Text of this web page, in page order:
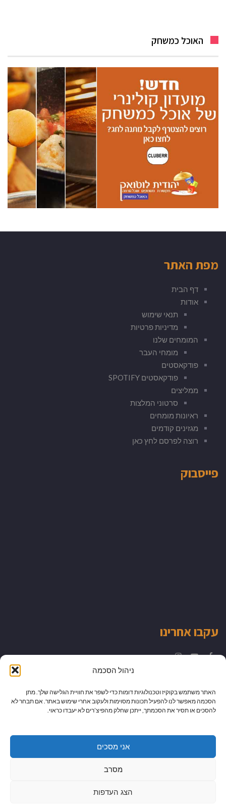
ניהול הסכמה
האתר משתמש בקוקיז וטכנולוגיות דומות כדי לשפר את חוויית הגלישה שלך. מתן
הסכמה מאפשר לנו להפעיל תכונות מסוימות ולעקוב אחרי שימוש באתר. אם תבחר לא
להסכים או תסיר את הסכמתך, ייתכן שחלק מהפיצ’רים לא יעבדו כראוי.
אני מסכים
מסרב
הצג העדפות
האוכל כמשחק
מפת האתר
דף הבית
אודות
תנאי שימוש
מדיניות פרטיות
המומחים שלנו
מומחי העבר
פודקאסטים
פודקאסטים SPOTIFY
ממליצים
סרטוני המלצות
ראיונות מומחים
מגזינים קודמים
רוצה לפרסם לחץ כאן
פייסבוק
עקבו אחרינו